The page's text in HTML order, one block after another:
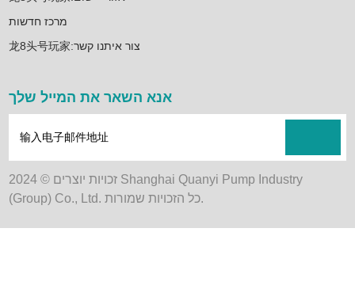
מרכז חדשות
龙8头号玩家:צור איתנו קשר
אנא השאר את המייל שלך
זכויות יוצרים © 2024 Shanghai Quanyi Pump Industry
(Group) Co., Ltd. כל הזכויות שמורות.